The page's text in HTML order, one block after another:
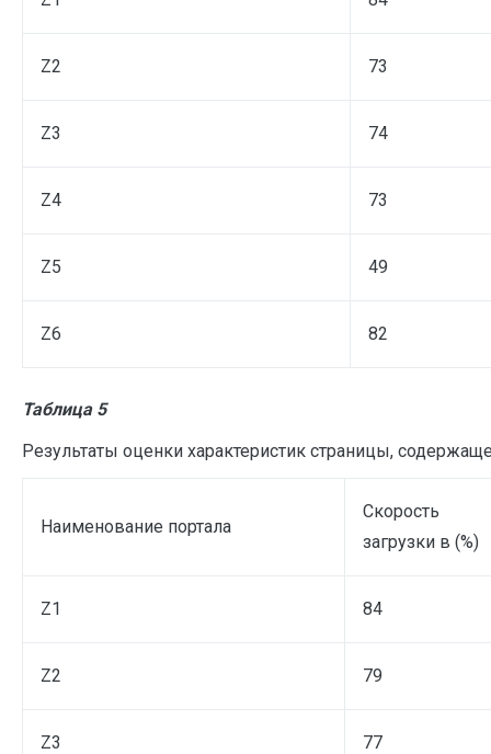
Z2 73
Z3 74
Z4 73
Z5 49
Z6 82
Таблица 5
Результаты оценки характеристик страницы,
Наименование портала
Скорость
загрузки в (%)
Z1 84
Z2 79
Z3 77